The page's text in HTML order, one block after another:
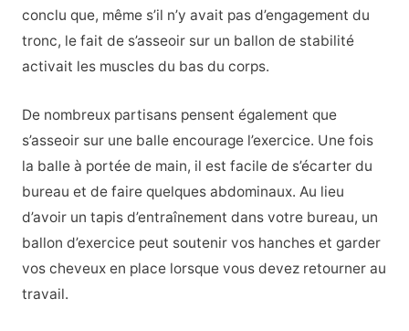
conclu que, même s’il n’y avait pas d’engagement du
tronc, le fait de s’asseoir sur un ballon de stabilité
activait les muscles du bas du corps.
De nombreux partisans pensent également que
s’asseoir sur une balle encourage l’exercice. Une fois
la balle à portée de main, il est facile de s’écarter du
bureau et de faire quelques abdominaux. Au lieu
d’avoir un tapis d’entraînement dans votre bureau, un
ballon d’exercice peut soutenir vos hanches et garder
vos cheveux en place lorsque vous devez retourner au
travail.